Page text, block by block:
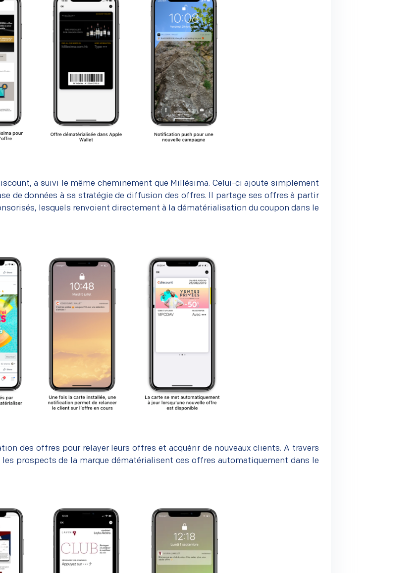
a suivi le même cheminement que Millésima. Celui-ci ajoute simplement
de données à sa stratégie de diffusion des offres. Il partage ses offres à partir
lesquels renvoient directement à la dématérialisation du coupon dans le
des offres pour relayer leurs offres et acquérir de nouveaux clients. A travers
prospects de la marque dématérialisent ces offres automatiquement dans le